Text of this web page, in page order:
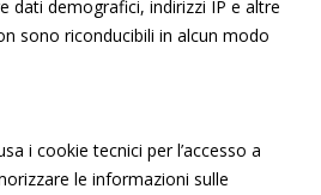
dati demografici, indirizzi IP e altre
sono riconducibili in alcun modo
i cookie tecnici per l’accesso a
le informazioni sulle